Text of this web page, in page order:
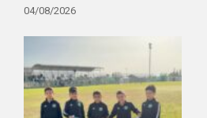
04/08/2026